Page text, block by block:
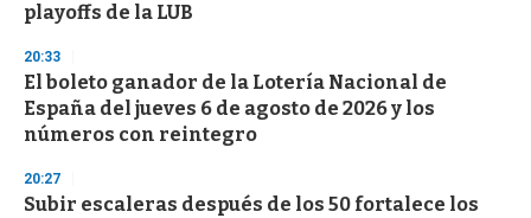
playoffs de la LUB
20:33
El boleto ganador de la Lotería Nacional de
España del jueves 6 de agosto de 2026 y los
números con reintegro
20:27
Subir escaleras después de los 50 fortalece los